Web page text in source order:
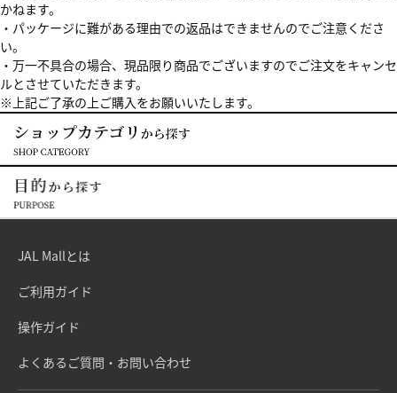
かねます。
・パッケージに難がある理由での返品はできませんのでご注意くださ
い。
・万一不具合の場合、現品限り商品でございますのでご注文をキャンセ
ルとさせていただきます。
※上記ご了承の上ご購入をお願いいたします。
JAL Mallとは
ご利用ガイド
操作ガイド
よくあるご質問・お問い合わせ